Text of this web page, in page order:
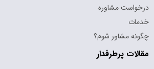
درخواست مشاوره
خدمات
چگونه مشاور شوم؟
مقالات پرطرفدار